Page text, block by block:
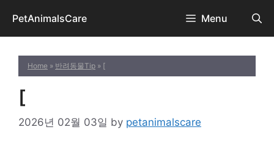
content
PetAnimalsCare Menu
Home » 반려동물Tip » [
[
2026년 02월 03일 by petanimalscare